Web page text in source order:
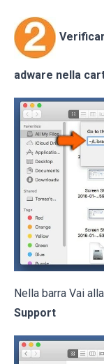
adware nella
Nella barra Vai
Support